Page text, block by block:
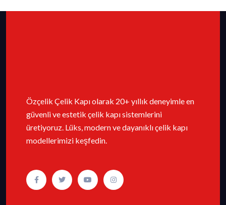
Özçelik Çelik Kapı olarak 20+ yıllık deneyimle en
güvenli ve estetik çelik kapı sistemlerini
üretiyoruz. Lüks, modern ve dayanıklı çelik kapı
modellerimizi keşfedin.